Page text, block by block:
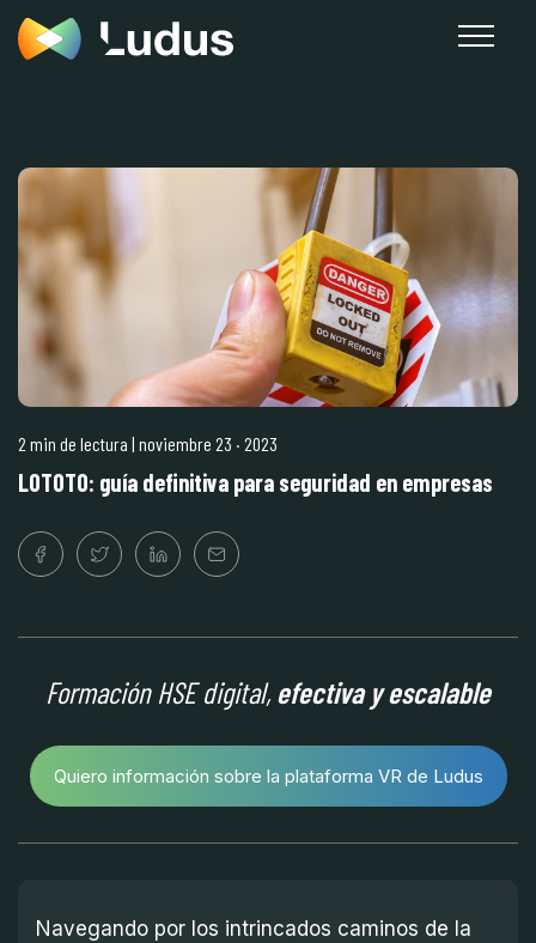
2 min de lectura | noviembre 23 · 2023
LOTOTO: guía definitiva para seguridad en empresas
Formación HSE digital,efectiva y escalable
Quiero información sobre la plataforma VR de Ludus
Navegando por los intrincados caminos de la